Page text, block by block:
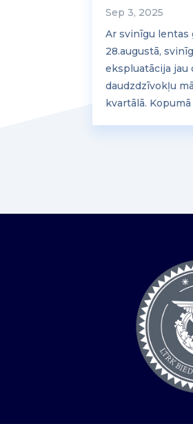
Sep 3, 2025
Ar svinīgu lentas
28.augustā,
ekspluatācija jau
daudzdzīvokļu
kvartālā.